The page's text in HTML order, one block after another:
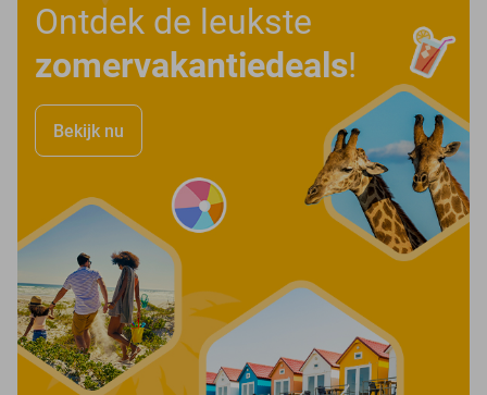
Ontdek de leukste
zomervakantiedeals!
Bekijk nu